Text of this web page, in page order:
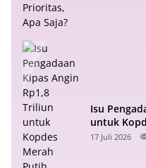
Isu
untuk
RI
17 Juli 2026